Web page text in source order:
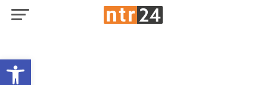
Open toolbar